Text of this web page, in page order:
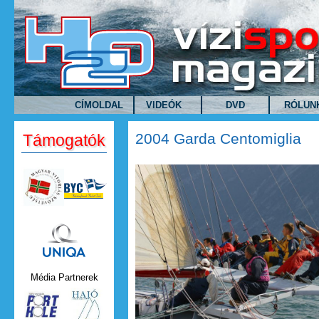
Ugrás a tartalomra
CÍMOLDAL VIDEÓK DVD
2004 Garda Centomiglia
Támogatók
Uniqa.png
Média Partnerek